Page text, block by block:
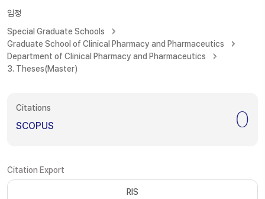
임정
Special Graduate Schools
Graduate School of Clinical Pharmacy and Pharmaceutics
Department of Clinical Pharmacy and Pharmaceutics
3. Theses(Master)
Citations
SCOPUS 0
Citation Export
RIS